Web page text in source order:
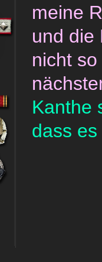
meine
und die
nicht
Kanthe
dass